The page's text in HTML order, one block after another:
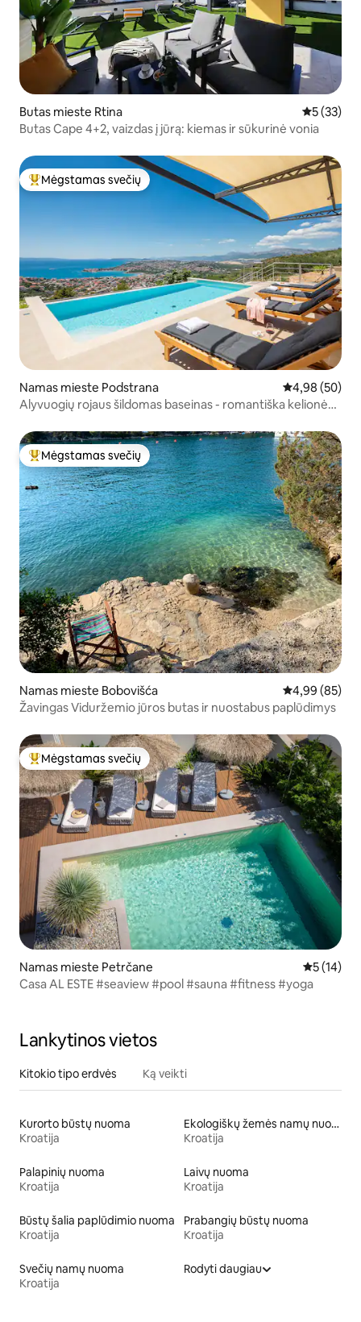
Butas mieste Rtina Vidutinis
5 (33)
Butas Cape 4+2, vaizdas į jūrą: kiemas ir sūkurinė vonia
Svečių mėgstamiausias
Mėgstamas svečių
Namas mieste Podstrana Vidutinis
4,98 (50)
Alyvuogių rojaus šildomas baseinas - romantiška kelionė
Svečių mėgstamiausias
Mėgstamas svečių
Namas mieste Bobovišća Vidutinis
4,99 (85)
Žavingas Viduržemio jūros butas ir nuostabus paplūdimys
Svečių mėgstamiausias
Mėgstamas svečių
Namas mieste Petrčane Vidutinis
5 (14)
Casa AL ESTE #seaview #pool #sauna #fitness #yoga
Lankytinos vietos
Kitokio tipo erdvės Ką veikti
Kurorto būstų nuoma
Kroatija
Ekologiškų žemės namų nuoma
Kroatija
Palapinių nuoma
Kroatija
Laivų nuoma
Kroatija
Būstų šalia paplūdimio nuoma
Kroatija
Prabangių būstų nuoma
Kroatija
Svečių namų nuoma
Kroatija
Rodyti daugiau